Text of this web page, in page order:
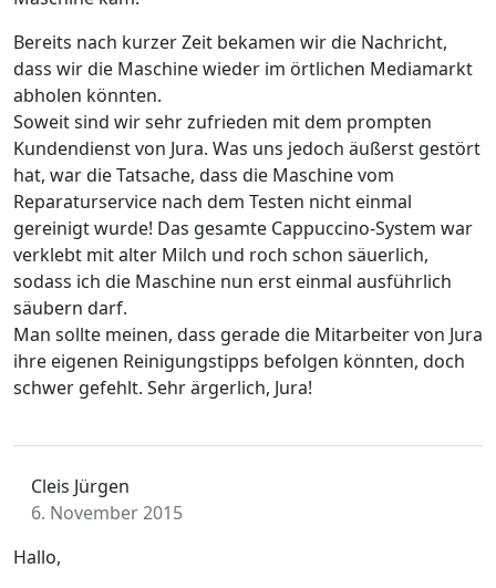
Bereits nach kurzer Zeit bekamen wir die Nachricht,
dass wir die Maschine wieder im örtlichen Mediamarkt
abholen könnten.
Soweit sind wir sehr zufrieden mit dem prompten
Kundendienst von Jura. Was uns jedoch äußerst gestört
hat, war die Tatsache, dass die Maschine vom
Reparaturservice nach dem Testen nicht einmal
gereinigt wurde! Das gesamte Cappuccino-System war
verklebt mit alter Milch und roch schon säuerlich,
sodass ich die Maschine nun erst einmal ausführlich
säubern darf.
Man sollte meinen, dass gerade die Mitarbeiter von Jura
ihre eigenen Reinigungstipps befolgen könnten, doch
schwer gefehlt. Sehr ärgerlich, Jura!
Cleis Jürgen
6. November 2015
Hallo,